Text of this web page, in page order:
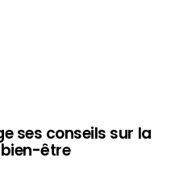
ses conseils sur la
être